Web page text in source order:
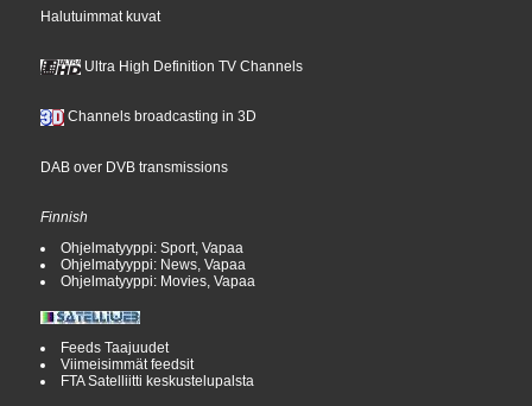
Halutuimmat kuvat
Ultra High Definition TV Channels
Channels broadcasting in 3D
DAB over DVB transmissions
Finnish
Ohjelmatyyppi: Sport, Vapaa
Ohjelmatyyppi: News, Vapaa
Ohjelmatyyppi: Movies, Vapaa
Feeds Taajuudet
Viimeisimmät feedsit
FTA Satelliitti keskustelupalsta